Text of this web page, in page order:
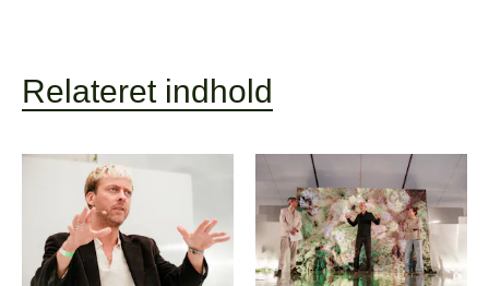
Forside
Program
Om
Relateret indhold